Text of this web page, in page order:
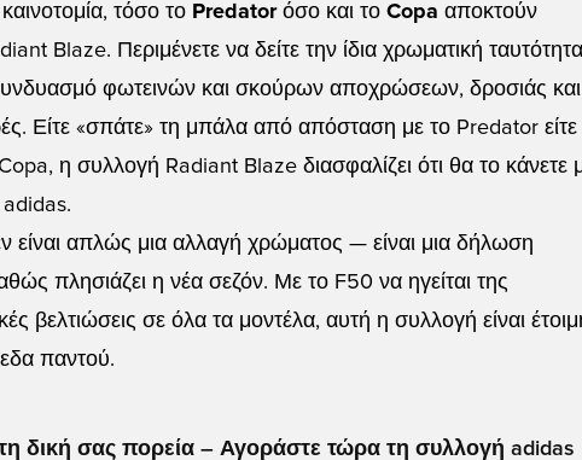
τόσο το Predatorόσο και το Copa αποκτούν
Blaze. Περιμένετε να δείτε την ίδια χρωματική ταυτότητα
φωτεινών και σκούρων αποχρώσεων, δροσιάς και
Είτε «σπάτε» τη μπάλα από απόσταση με το Predator είτε
η συλλογή Radiant Blaze διασφαλίζει ότι θα το κάνετε
adidas.
είναι απλώς μια αλλαγή χρώματος — είναι μια δήλωση
πλησιάζει η νέα σεζόν. Με το F50 να ηγείται της
βελτιώσεις σε όλα τα μοντέλα, αυτή η συλλογή είναι
παντού.
τη δική σας πορεία – Αγοράστε τώρα τη συλλογή adidas